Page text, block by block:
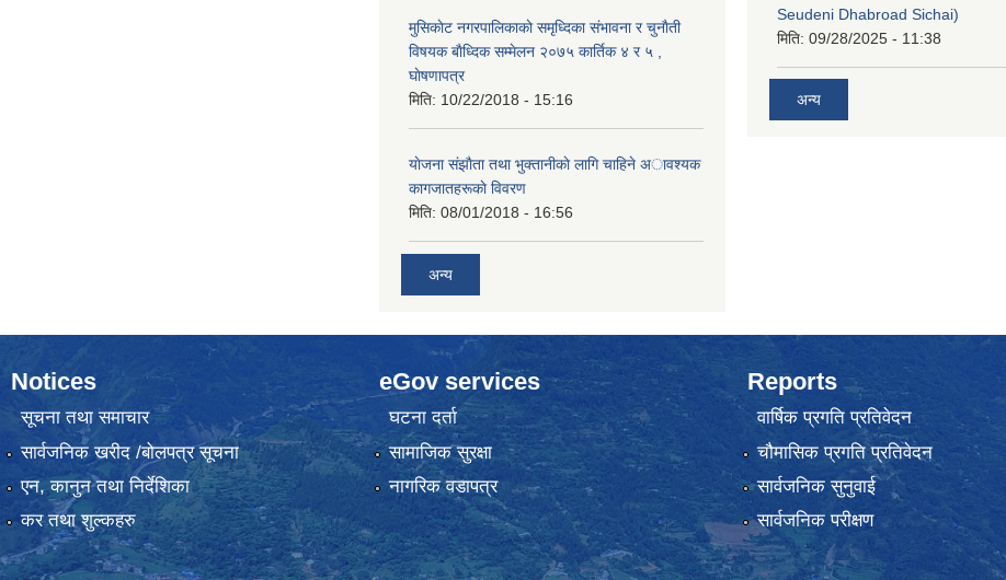
मुसिकाेट नगरपालिकाकाे समृध्दिका संभावना र चुनाैती
विषयक बाैध्दिक सम्मेलन २०७५ कार्तिक ४ र ५ ,
घाेषणापत्र
मिति: 10/22/2018 - 15:16
याेजना संझाैता तथा भुक्तानीकाे लागि चाहिने अावश्यक
कागजातहरूकाे विवरण
मिति: 08/01/2018 - 16:56
अन्य
Seudeni Dhabroad Sichai)
मिति: 09/28/2025 - 11:38
अन्य
Notices
सूचना तथा समाचार
सार्वजनिक खरीद /बोलपत्र सूचना
एन, कानुन तथा निर्देशिका
कर तथा शुल्कहरु
eGov services
घटना दर्ता
सामाजिक सुरक्षा
नागरिक वडापत्र
Reports
वार्षिक प्रगति प्रतिवेदन
चौमासिक प्रगति प्रतिवेदन
सार्वजनिक सुनुवाई
सार्वजनिक परीक्षण